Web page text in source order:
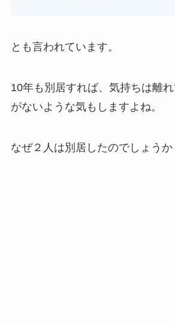
とも言われています。
10年も別居すれば、気持ちは離
がないような気もしますよね。
なぜ２人は別居したのでしょうか